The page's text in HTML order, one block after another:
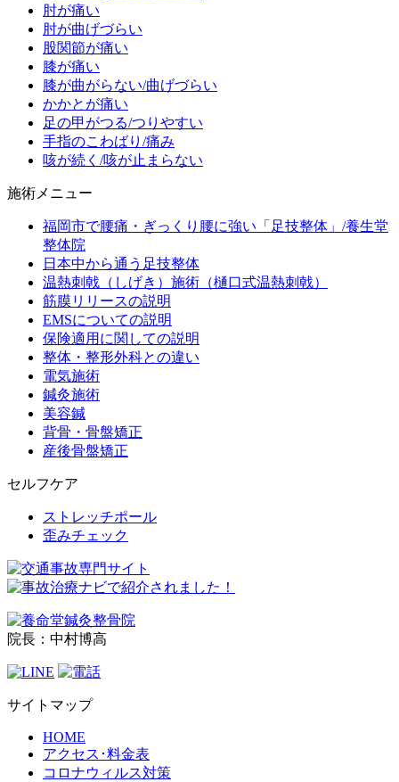
肘が痛い
肘が曲げづらい
股関節が痛い
膝が痛い
膝が曲がらない/曲げづらい
かかとが痛い
足の甲がつる/つりやすい
手指のこわばり/痛み
咳が続く/咳が止まらない
施術メニュー
福岡市で腰痛・ぎっくり腰に強い「足技整体」/養生堂
整体院
日本中から通う足技整体
温熱刺戟（しげき）施術（樋口式温熱刺戟）
筋膜リリースの説明
EMSについての説明
保険適用に関しての説明
整体・整形外科との違い
電気施術
鍼灸施術
美容鍼
背骨・骨盤矯正
産後骨盤矯正
セルフケア
ストレッチポール
歪みチェック
院長：中村博高
サイトマップ
HOME
アクセス･料金表
コロナウィルス対策